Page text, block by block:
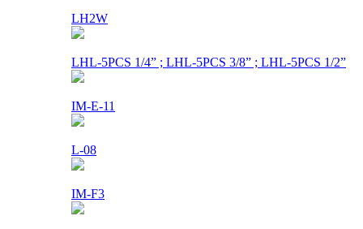
LH2W
LHL-5PCS 1/4” ; LHL-5PCS 3/8” ; LHL-5PCS 1/2”
IM-E-11
L-08
IM-F3